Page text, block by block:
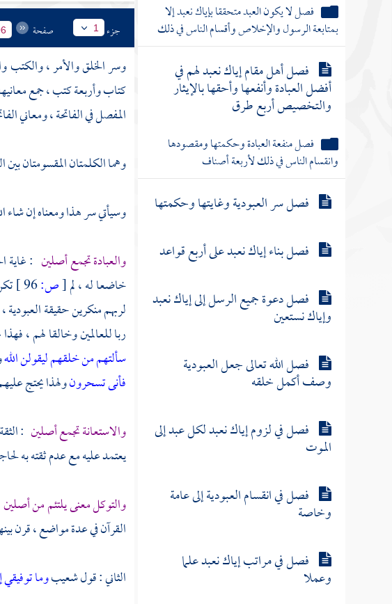
فصل لا يكون العبد متحققا بإياك نعبد إلا
بمتابعة الرسول والإخلاص وأقسام الناس في ذلك
فصل أهل مقام إياك نعبد لهم في
أفضل العبادة وأنفعها وأحقها بالإيثار
والتخصيص أربع طرق
فصل منفعة العبادة وحكمتها ومقصودها
وانقسام الناس في ذلك لأربعة أصناف
فصل سر العبودية وغايتها وحكمتها
فصل بناء إياك نعبد على أربع قواعد
فصل دعوة جميع الرسل إلى إياك نعبد
وإياك نستعين
فصل الله تعالى جعل العبودية
وصف أكمل خلقه
فصل في لزوم إياك نعبد لكل عبد إلى
الموت
فصل في انقسام العبودية إلى عامة
وخاصة
فصل في مراتب إياك نعبد علما
وعملا
جزء 1 صفحة
وسر الخلق والأمر ، والكتب
كتاب وأربعة كتب ، جمع
المفصل في الفاتحة ، ومعاني
وهما الكلمتان المقسومتان
وسيأتي سر هذا ومعناه إن شاء
والعبادة تجمع أصلين : غاية
خاضعا له ، لم[ص:
لربهم منكرين حقيقة العبودية
ربا للعالمين وخالقا لهم ،
سألتهم من خلقهم ليقولن الله
فأنى تسحرونولهذا يحتج
والاستعانة تجمع أصلين :
يعتمد عليه مع عدم ثقته به
والتوكل معنى يلتئم من أصلين
القرآن في عدة مواضع ، قرن
الثاني : قول شعيبوما توفيقي